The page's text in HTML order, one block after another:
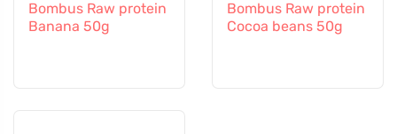
Bombus Raw protein
Banana 50g
Bombus Raw protein
Cocoa beans 50g